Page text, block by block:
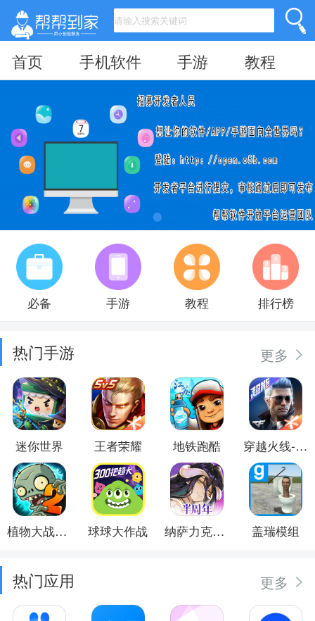
首页 手机软件 手游 教程
必备 手游 教程 排行榜
热门手游 更多
迷你世界 王者荣耀 地铁跑酷 穿越火线-枪战王者
植物大战僵尸2 球球大作战 纳萨力克之王 盖瑞模组
热门应用 更多